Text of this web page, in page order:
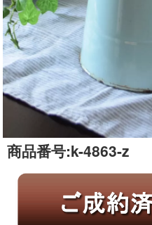
商品番号:k-4863-z